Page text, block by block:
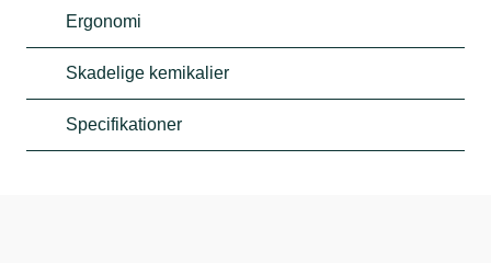
Ergonomi
Skadelige kemikalier
Specifikationer